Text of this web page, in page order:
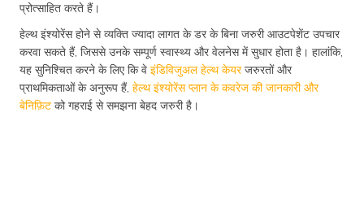
प्रोत्साहित करते हैं।
हेल्थ इंश्योरेंस होने से व्यक्ति ज्यादा लागत के डर के बिना जरुरी आउटपेशेंट उपचार
करवा सकते हैं, जिससे उनके सम्पूर्ण स्वास्थ्य और वेलनेस में सुधार होता है। हालांकि,
यह सुनिश्चित करने के लिए कि वे इंडिविजुअल हेल्थ केयरजरुरतों और
प्राथमिकताओं के अनुरूप हैं, हेल्थ इंश्योरेंस प्लान के कवरेज की जानकारी और
बेनिफ़िट को गहराई से समझना बेहद जरुरी है।